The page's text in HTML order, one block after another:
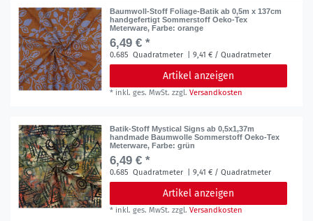
Baumwoll-Stoff Foliage-Batik ab 0,5m x 137cm
handgefertigt Sommerstoff Oeko-Tex
Meterware, Farbe: orange
6,49 € *
0.685 Quadratmeter | 9,41 € / Quadratmeter
Artikel anzeigen
* inkl. ges. MwSt. zzgl.Versandkosten
Batik-Stoff Mystical Signs ab 0,5x1,37m
handmade Baumwolle Sommerstoff Oeko-Tex
Meterware, Farbe: grün
6,49 € *
0.685 Quadratmeter | 9,41 € / Quadratmeter
Artikel anzeigen
* inkl. ges. MwSt. zzgl.Versandkosten